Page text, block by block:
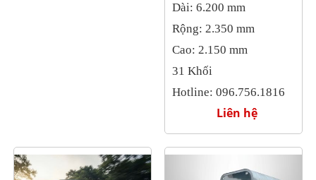
Dài: 6.200 mm
Rộng: 2.350 mm
Cao: 2.150 mm
31 Khối
Hotline: 096.756.1816
Liên hệ